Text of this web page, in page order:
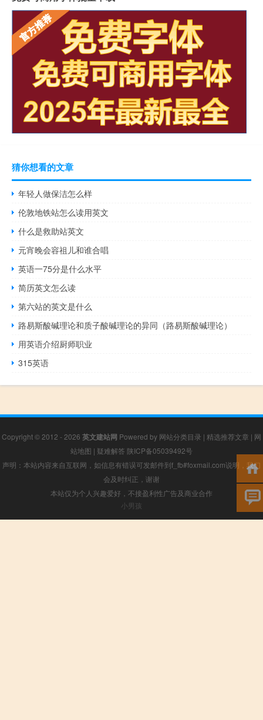
猜你想看的文章
年轻人做保洁怎么样
伦敦地铁站怎么读用英文
什么是救助站英文
元宵晚会容祖儿和谁合唱
英语一75分是什么水平
简历英文怎么读
第六站的英文是什么
路易斯酸碱理论和质子酸碱理论的异同（路易斯酸碱理论）
用英语介绍厨师职业
315英语
Copyright © 2012 - 2026 英文建站网 Powered by 网站分类目录 | 精选推荐文章 | 网
站地图 | 疑难解答 陕ICP备05039492号
声明：本站内容来自互联网，如信息有错误可发邮件到f_fb#foxmail.com说明，我们
会及时纠正，谢谢
本站仅为个人兴趣爱好，不接盈利性广告及商业合作
小男孩